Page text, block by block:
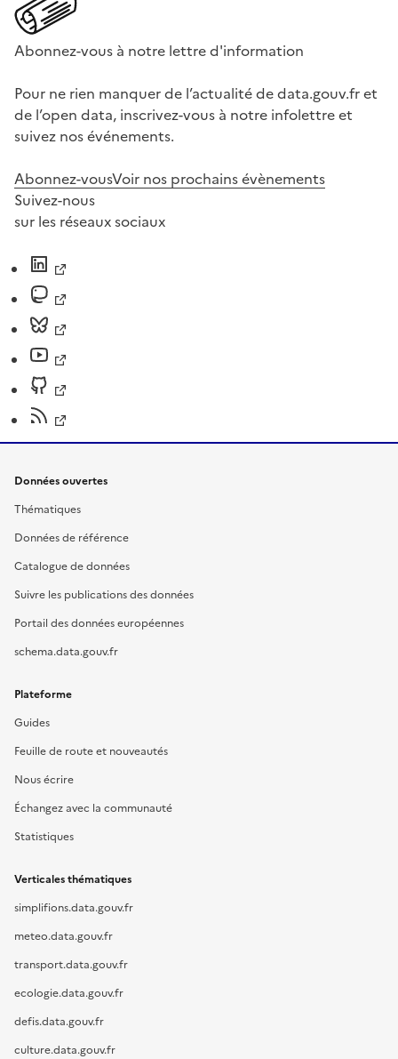
Abonnez-vous à notre lettre d'information
Pour ne rien manquer de l’actualité de data.gouv.fr et
de l’open data, inscrivez-vous à notre infolettre et
suivez nos événements.
Abonnez-vousVoir nos prochains évènements
Suivez-nous
sur les réseaux sociaux
Données ouvertes
Thématiques
Données de référence
Catalogue de données
Suivre les publications des données
Portail des données européennes
schema.data.gouv.fr
Plateforme
Guides
Feuille de route et nouveautés
Nous écrire
Échangez avec la communauté
Statistiques
Verticales thématiques
simplifions.data.gouv.fr
meteo.data.gouv.fr
transport.data.gouv.fr
ecologie.data.gouv.fr
defis.data.gouv.fr
culture.data.gouv.fr